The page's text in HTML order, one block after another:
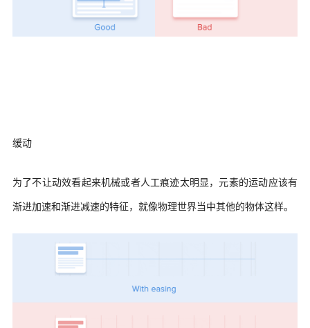
缓动
为了不让动效看起来机械或者人工痕迹太明显，元素的运动应该有
渐进加速和渐进减速的特征，就像物理世界当中其他的物体这样。